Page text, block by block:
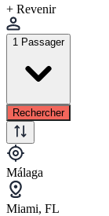
+ Revenir
1 Passager
Rechercher
Málaga
Miami, FL